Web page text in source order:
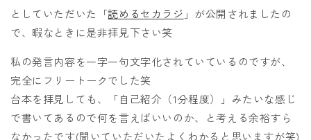
としていただいた「読めるセカラジ 」が公開されましたの
で、暇なときに是非拝見下さい笑
私の発言内容を一字一句文字化されていているのですが、
完全にフリートークでした笑
台本を拝見しても、「自己紹介（1分程度）」みたいな感じ
で書いてあるので何を言えばいいのか、と考える余裕すら
なかったです(聞いていただいたよくわかると思いますが笑)